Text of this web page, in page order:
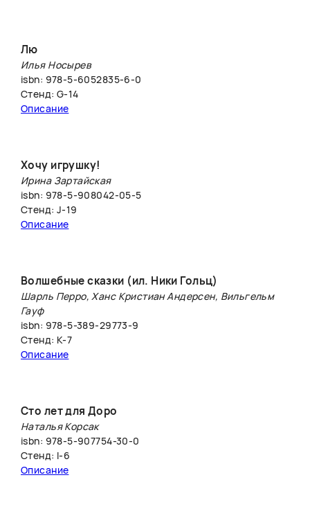
Лю
Илья Носырев
isbn: 978-5-6052835-6-0
Стенд: G-14
Описание
Хочу игрушку!
Ирина Зартайская
isbn: 978-5-908042-05-5
Стенд: J-19
Описание
Волшебные сказки (ил. Ники Гольц)
Шарль Перро, Ханс Кристиан Андерсен, Вильгельм
Гауф
isbn: 978-5-389-29773-9
Стенд: K-7
Описание
Сто лет для Доро
Наталья Корсак
isbn: 978-5-907754-30-0
Стенд: I-6
Описание